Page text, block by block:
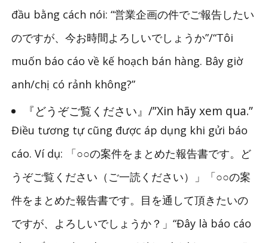
đầu bằng cách nói: “営業企画の件でご報告したい
のですが、今お時間よろしいでしょうか”/“Tôi
muốn báo cáo về kế hoạch bán hàng. Bây giờ
anh/chị có rảnh không?”
『どうぞご覧ください』/”Xin hãy xem qua.”
Điều tương tự cũng được áp dụng khi gửi báo
cáo. Ví dụ: 「○○の案件をまとめた報告書です。ど
うぞご覧ください（ご一読ください）」「○○の案
件をまとめた報告書です。目を通して頂きたいの
ですが、よろしいでしょうか？」“Đây là báo cáo